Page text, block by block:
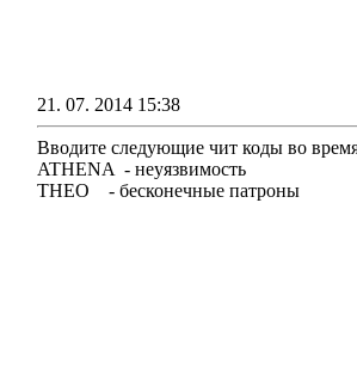
21. 07. 2014 15:38
Вводите следующие чит коды во
ATHENA - неуязвимость
THEO - бесконечные патроны